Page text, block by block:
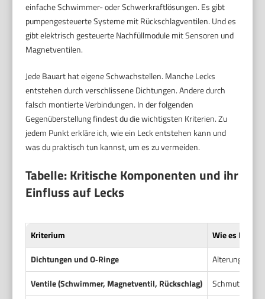
einfache Schwimmer- oder Schwerkraftlösungen. Es gibt
pumpengesteuerte Systeme mit Rückschlagventilen. Und es
gibt elektrisch gesteuerte Nachfüllmodule mit Sensoren und
Magnetventilen.
Jede Bauart hat eigene Schwachstellen. Manche Lecks
entstehen durch verschlissene Dichtungen. Andere durch
falsch montierte Verbindungen. In der folgenden
Gegenüberstellung findest du die wichtigsten Kriterien. Zu
jedem Punkt erkläre ich, wie ein Leck entstehen kann und
was du praktisch tun kannst, um es zu vermeiden.
Tabelle: Kritische Komponenten und ihr
Einfluss auf Lecks
Kriterium
Wie es Lecks
Dichtungen und O‑Ringe
Alterung,
Ventile (Schwimmer, Magnetventil, Rückschlag)
Schmutz oder